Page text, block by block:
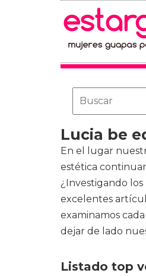
Lucia be
En el lugar
estética
¿Investigando
excelentes
examinamos
dejar de lado
Listado top